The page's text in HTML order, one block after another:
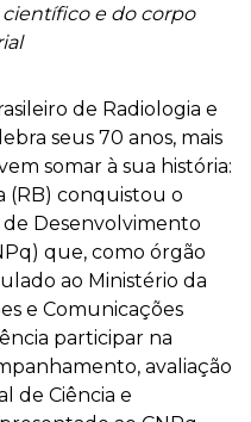
e do corpo
de Radiologia e
seus 70 anos, mais
somar à sua história:
(RB) conquistou o
Desenvolvimento
que, como órgão
ao Ministério da
e Comunicações
participar na
avaliação
de Ciência e